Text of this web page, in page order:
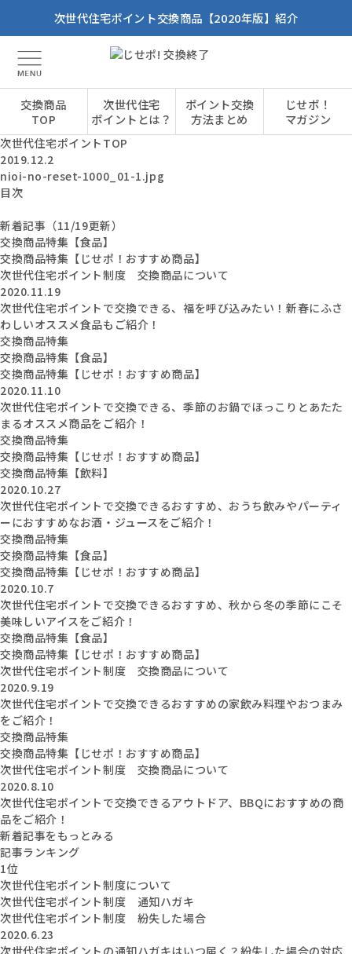
次世代住宅ポイント交換商品【2020年版】紹介
交換商品
TOP
次世代住宅
ポイントとは？
ポイント交換
方法まとめ
じせポ！
マガジン
次世代住宅ポイントTOP
2019.12.2
nioi-no-reset-1000_01-1.jpg
目次
新着記事（11/19更新）
交換商品特集【食品】
交換商品特集【じせポ！おすすめ商品】
次世代住宅ポイント制度 交換商品について
2020.11.19
次世代住宅ポイントで交換できる、福を呼び込みたい！新春にふさ
わしいオススメ食品もご紹介！
交換商品特集
交換商品特集【食品】
交換商品特集【じせポ！おすすめ商品】
2020.11.10
次世代住宅ポイントで交換できる、季節のお鍋でほっこりとあたた
まるオススメ商品をご紹介！
交換商品特集
交換商品特集【じせポ！おすすめ商品】
交換商品特集【飲料】
2020.10.27
次世代住宅ポイントで交換できるおすすめ、おうち飲みやパーティ
ーにおすすめなお酒・ジュースをご紹介！
交換商品特集
交換商品特集【食品】
交換商品特集【じせポ！おすすめ商品】
2020.10.7
次世代住宅ポイントで交換できるおすすめ、秋から冬の季節にこそ
美味しいアイスをご紹介！
交換商品特集【食品】
交換商品特集【じせポ！おすすめ商品】
次世代住宅ポイント制度 交換商品について
2020.9.19
次世代住宅ポイントで交換できるおすすめの家飲み料理やおつまみ
をご紹介！
交換商品特集
交換商品特集【じせポ！おすすめ商品】
次世代住宅ポイント制度 交換商品について
2020.8.10
次世代住宅ポイントで交換できるアウトドア、BBQにおすすめの商
品をご紹介！
新着記事をもっとみる
記事ランキング
1位
次世代住宅ポイント制度について
次世代住宅ポイント制度 通知ハガキ
次世代住宅ポイント制度 紛失した場合
2020.6.23
次世代住宅ポイントの通知ハガキはいつ届く？紛失した場合の対応